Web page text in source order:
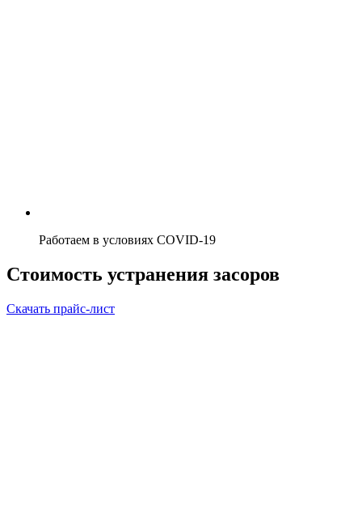
Работаем в условиях COVID-19
Стоимость устранения засоров
Скачать прайс-лист